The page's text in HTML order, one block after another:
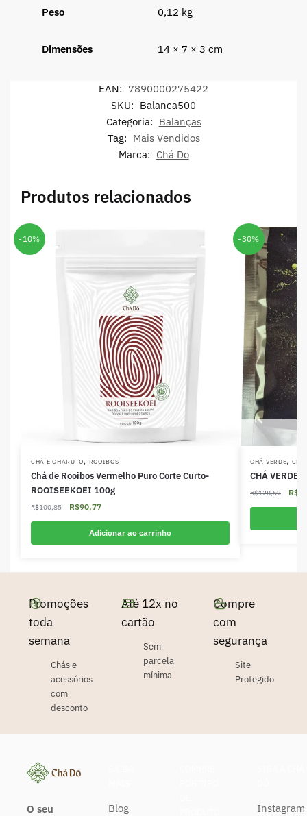
Peso 0,12 kg
Dimensões 14 × 7 × 3 cm
EAN: 7890000275422
SKU: Balanca500
Categoria: Balanças
Tag: Mais Vendidos
Marca: Chá Dō
Produtos relacionados
-10%
CHÁ E CHARUTO, ROOIBOS
Chá de Rooibos Vermelho Puro Corte Curto-
ROOISEEKOEI 100g
R$100,85 R$90,77
Adicionar ao carrinho
-30%
CHÁ VERDE, CHÁ
CHÁ VERDE
R$128,57 R$
Promoções
toda
semana
Chás e
acessórios
com
desconto
Até 12x no
cartão
Sem
parcela
mínima
Compre
com
segurança
Site
Protegido
O seu
Blog
Instagram